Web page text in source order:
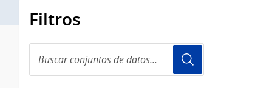
Filtros
conjuntos
de